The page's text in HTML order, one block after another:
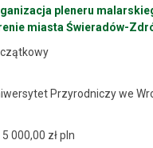
pleneru
miasta Świeradów-
Przyrodniczy we
000,00 zł pln